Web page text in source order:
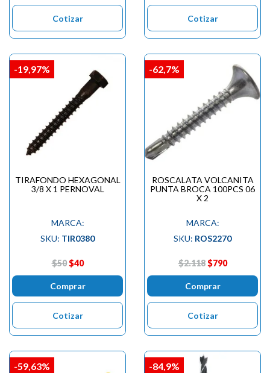
Cotizar Cotizar
TIRAFONDO HEXAGONAL
3/8 X 1 PERNOVAL
MARCA:
SKU: TIR0380
$50 $40
Comprar
Cotizar
-19,97%
ROSCALATA VOLCANITA
PUNTA BROCA 100PCS 06
X 2
MARCA:
SKU: ROS2270
$2.118 $790
Comprar
Cotizar
-62,7%
-59,63% -84,9%